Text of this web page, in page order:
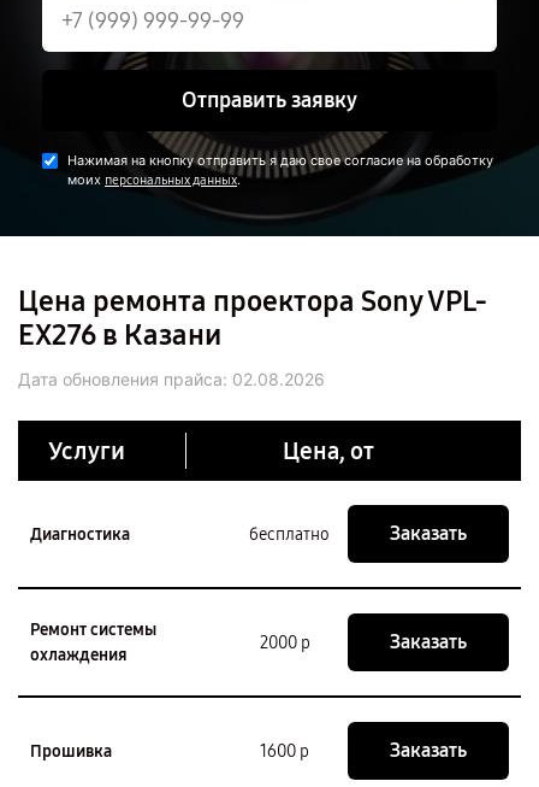
Отправить заявку
Нажимая на кнопку отправить я даю свое согласие на обработку
моих персональных данных.
Цена ремонта проектора Sony VPL-
EX276 в Казани
Дата обновления прайса: 02.08.2026
Услуги Цена, от
Диагностика бесплатно Заказать
Ремонт системы
охлаждения
2000 р Заказать
Прошивка 1600 р Заказать